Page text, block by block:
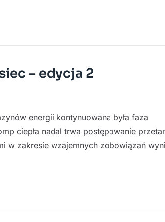
– edycja 2
energii kontynuowana była faza
ciepła nadal trwa postępowanie
w zakresie wzajemnych zobowiązań